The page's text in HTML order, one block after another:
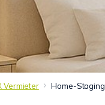
Vermieter Home-Staging